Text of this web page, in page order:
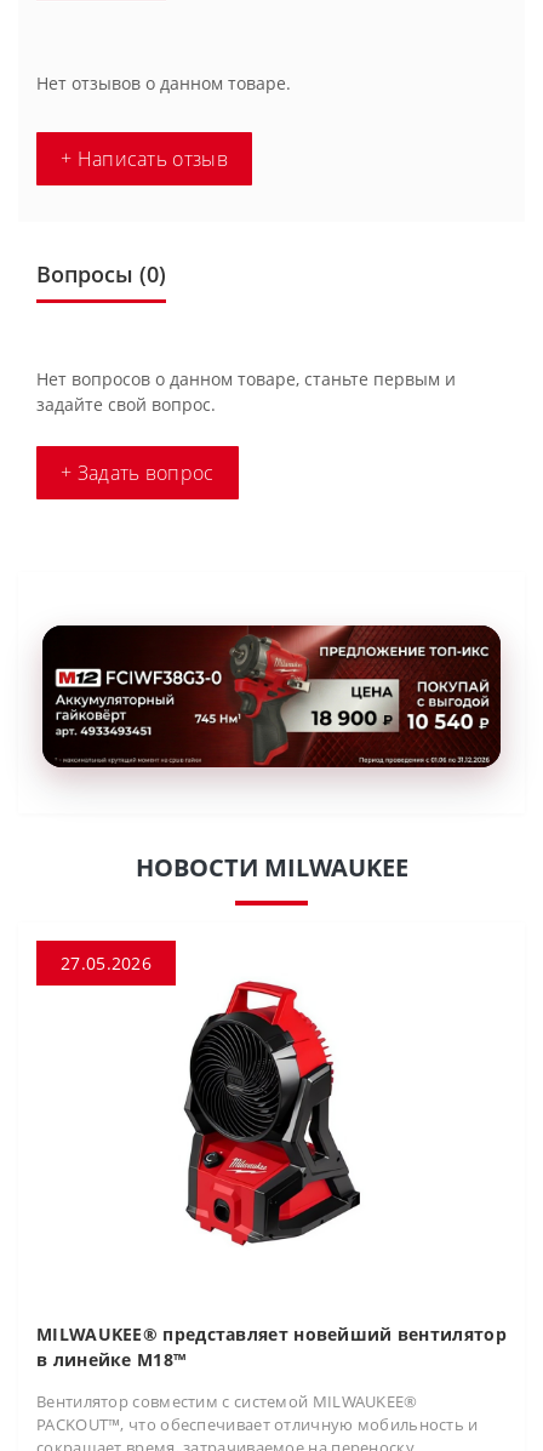
Нет отзывов о данном товаре.
+ Написать отзыв
Вопросы (0)
Нет вопросов о данном товаре, станьте первым и
задайте свой вопрос.
+ Задать вопрос
НОВОСТИ MILWAUKEE
27.05.2026
MILWAUKEE® представляет новейший вентилятор
в линейке M18™
Вентилятор совместим с системой MILWAUKEE®
PACKOUT™, что обеспечивает отличную мобильность и